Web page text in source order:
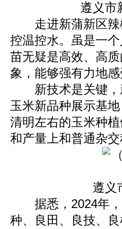
遵义市新
走进新蒲新区辣
控温控水。虽是一
苗无疑是高效、高
象，能够强有力地
新技术是关键，
玉米新品种展示基
清明左右的玉米种
和产量上和普通杂交
遵义市
据悉，2024年，
种、良田、良技、